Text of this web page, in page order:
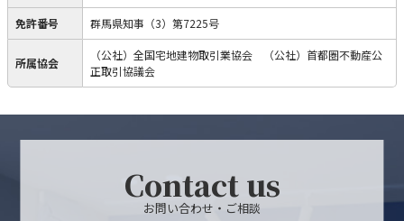
免許番号 群馬県知事（3）第7225号
所属協会
（公社）全国宅地建物取引業協会 （公社）首都圏不動産公
正取引協議会
Contact us
お問い合わせ・ご相談